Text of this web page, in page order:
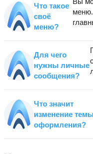
Что такое
своё
меню?
Для чего
нужны личные
сообщения?
Что значит
изменение темы
оформления?